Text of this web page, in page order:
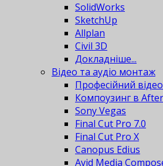
SolidWorks
SketchUp
Allplan
Civil 3D
Докладніше...
Відео та аудіо монтаж
Професійний
Компоузинг в
Sony Vegas
Final Cut Pro 7.0
Final Cut Pro X
Canopus Edius
Avid Media